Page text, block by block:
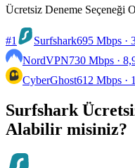
Ücretsiz Deneme Seçeneği
#1 Surfshark695 Mbps ·
NordVPN730 Mbps ·
CyberGhost612 Mbps ·
Surfshark
Alabilir misiniz?